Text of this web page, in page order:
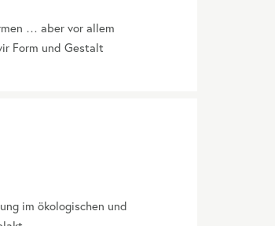
… aber vor allem
Form und Gestalt
im ökologischen und